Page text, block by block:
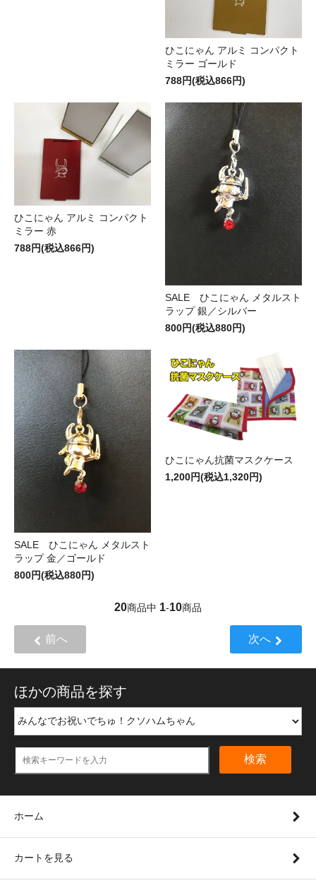
ひこにゃん アルミ コンパクト
ミラー ゴールド
788円(税込866円)
ひこにゃん アルミ コンパクト
ミラー 赤
788円(税込866円)
SALE ひこにゃん メタルスト
ラップ 銀／シルバー
800円(税込880円)
SALE ひこにゃん メタルスト
ラップ 金／ゴールド
800円(税込880円)
ひこにゃん抗菌マスクケース
1,200円(税込1,320円)
20商品中 1-10商品
前へ 次へ
ほかの商品を探す
検索
ホーム
カートを見る